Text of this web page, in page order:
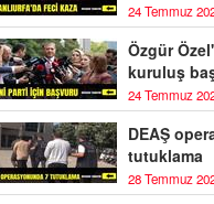
24 Temmuz
Özgür
kuruluş
24 Temmuz
DEAŞ
tutuklama
28 Temmuz